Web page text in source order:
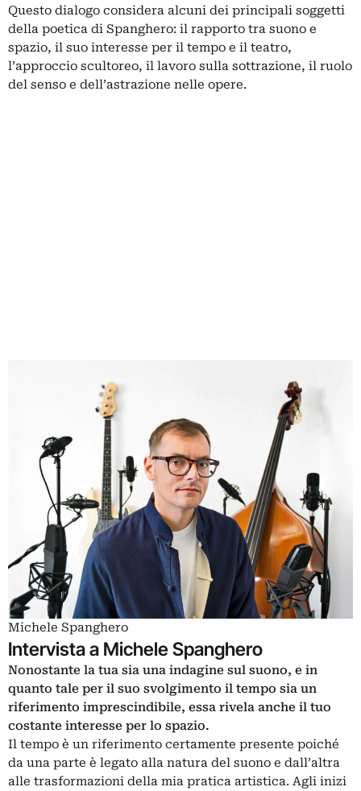
Questo dialogo considera alcuni dei principali soggetti
della poetica di Spanghero: il rapporto tra suono e
spazio, il suo interesse per il tempo e il teatro,
l’approccio scultoreo, il lavoro sulla sottrazione, il ruolo
del senso e dell’astrazione nelle opere.
Michele Spanghero
Intervista a Michele Spanghero
Nonostante la tua sia una indagine sul suono, e in
quanto tale per il suo svolgimento il tempo sia un
riferimento imprescindibile, essa rivela anche il tuo
costante interesse per lo spazio.
Il tempo è un riferimento certamente presente poiché
da una parte è legato alla natura del suono e dall’altra
alle trasformazioni della mia pratica artistica. Agli inizi